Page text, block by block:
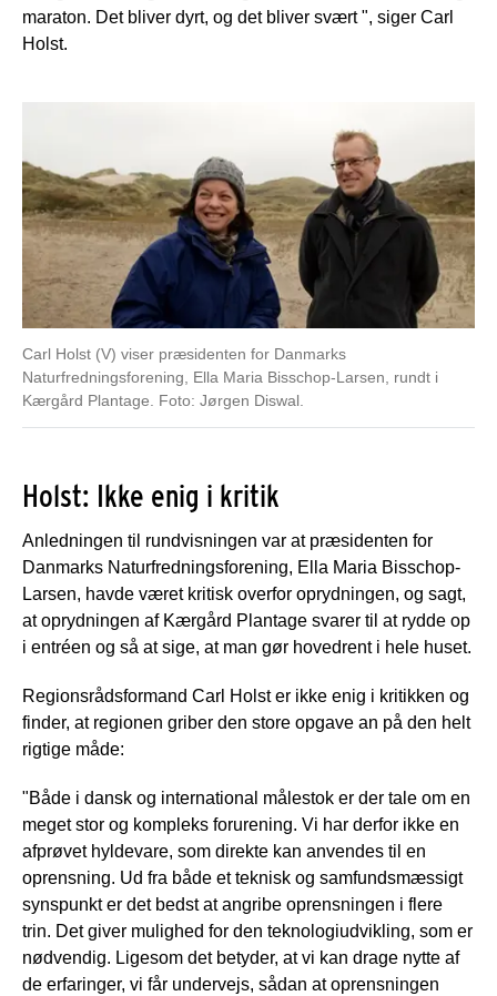
maraton. Det bliver dyrt, og det bliver svært ", siger Carl
Holst.
Carl Holst (V) viser præsidenten for Danmarks
Naturfredningsforening, Ella Maria Bisschop-Larsen, rundt i
Kærgård Plantage. Foto: Jørgen Diswal.
Holst: Ikke enig i kritik
Anledningen til rundvisningen var at præsidenten for
Danmarks Naturfredningsforening, Ella Maria Bisschop-
Larsen, havde været kritisk overfor oprydningen, og sagt,
at oprydningen af Kærgård Plantage svarer til at rydde op
i entréen og så at sige, at man gør hovedrent i hele huset.
Regionsrådsformand Carl Holst er ikke enig i kritikken og
finder, at regionen griber den store opgave an på den helt
rigtige måde:
"Både i dansk og international målestok er der tale om en
meget stor og kompleks forurening. Vi har derfor ikke en
afprøvet hyldevare, som direkte kan anvendes til en
oprensning. Ud fra både et teknisk og samfundsmæssigt
synspunkt er det bedst at angribe oprensningen i flere
trin. Det giver mulighed for den teknologiudvikling, som er
nødvendig. Ligesom det betyder, at vi kan drage nytte af
de erfaringer, vi får undervejs, sådan at oprensningen